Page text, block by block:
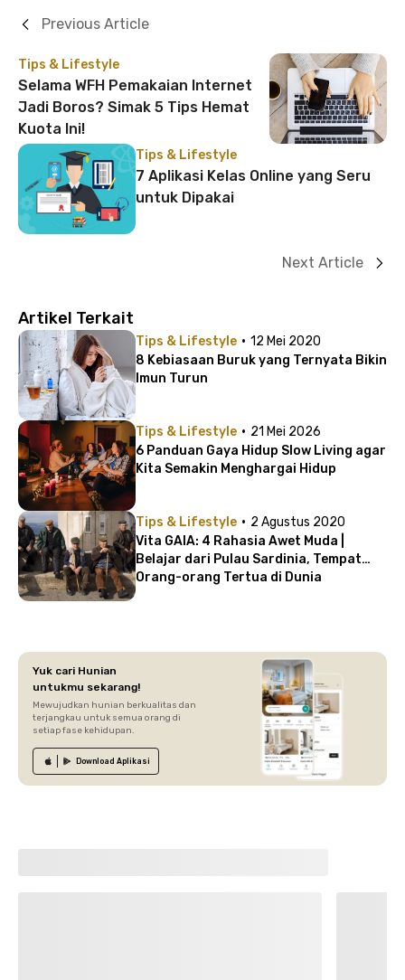
Tips & Lifestyle
Selama WFH Pemakaian Internet
Jadi Boros? Simak 5 Tips Hemat
Kuota Ini!
Previous Article
Tips & Lifestyle
7 Aplikasi Kelas Online yang Seru
untuk Dipakai
Next Article
Artikel Terkait
Tips & Lifestyle · 12 Mei 2020
8 Kebiasaan Buruk yang Ternyata Bikin
Imun Turun
Tips & Lifestyle · 21 Mei 2026
6 Panduan Gaya Hidup Slow Living agar
Kita Semakin Menghargai Hidup
Tips & Lifestyle · 2 Agustus 2020
Vita GAIA: 4 Rahasia Awet Muda |
Belajar dari Pulau Sardinia, Tempat
Orang-orang Tertua di Dunia
Yuk cari Hunian
untukmu sekarang!
Mewujudkan hunian berkualitas dan
terjangkau untuk semua orang di
setiap fase kehidupan.
Download Aplikasi